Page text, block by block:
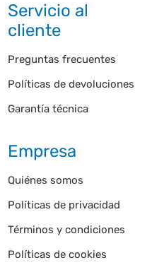
Servicio al
cliente
Preguntas frecuentes
Políticas de devoluciones
Garantía técnica
Empresa
Quiénes somos
Políticas de privacidad
Términos y condiciones
Políticas de cookies